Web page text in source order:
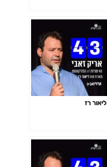
ליאור רז